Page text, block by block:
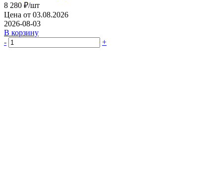
8 280 ₽/шт
Цена от 03.08.2026
2026-08-03
В корзину
-
+